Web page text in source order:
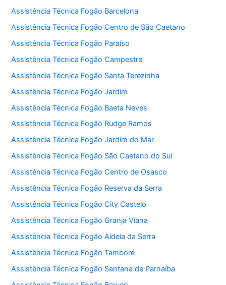
Assistência Técnica Fogão Barcelona
Assistência Técnica Fogão Centro de São Caetano
Assistência Técnica Fogão Paraíso
Assistência Técnica Fogão Campestre
Assistência Técnica Fogão Santa Terezinha
Assistência Técnica Fogão Jardim
Assistência Técnica Fogão Baeta Neves
Assistência Técnica Fogão Rudge Ramos
Assistência Técnica Fogão Jardim do Mar
Assistência Técnica Fogão São Caetano do Sul
Assistência Técnica Fogão Centro de Osasco
Assistência Técnica Fogão Reserva da Serra
Assistência Técnica Fogão City Castelo
Assistência Técnica Fogão Granja Viana
Assistência Técnica Fogão Aldeia da Serra
Assistência Técnica Fogão Tamboré
Assistência Técnica Fogão Santana de Parnaíba